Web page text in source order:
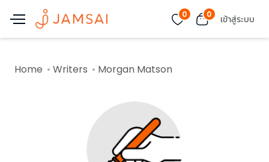
0 0 เข้าสู่ระบบ
Home Writers Morgan Matson